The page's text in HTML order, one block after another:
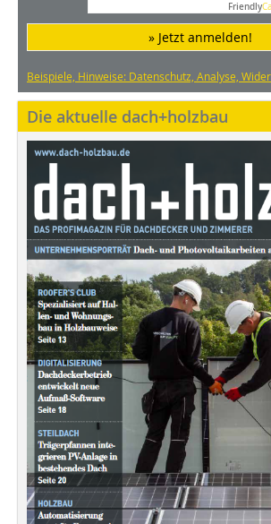
Friendly
» Jetzt anmelden!
Beispiele, Hinweise: Datenschutz, Analyse,
Die aktuelle dach+holzbau